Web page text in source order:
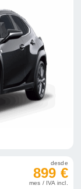
desde
899 €
mes / IVA incl.